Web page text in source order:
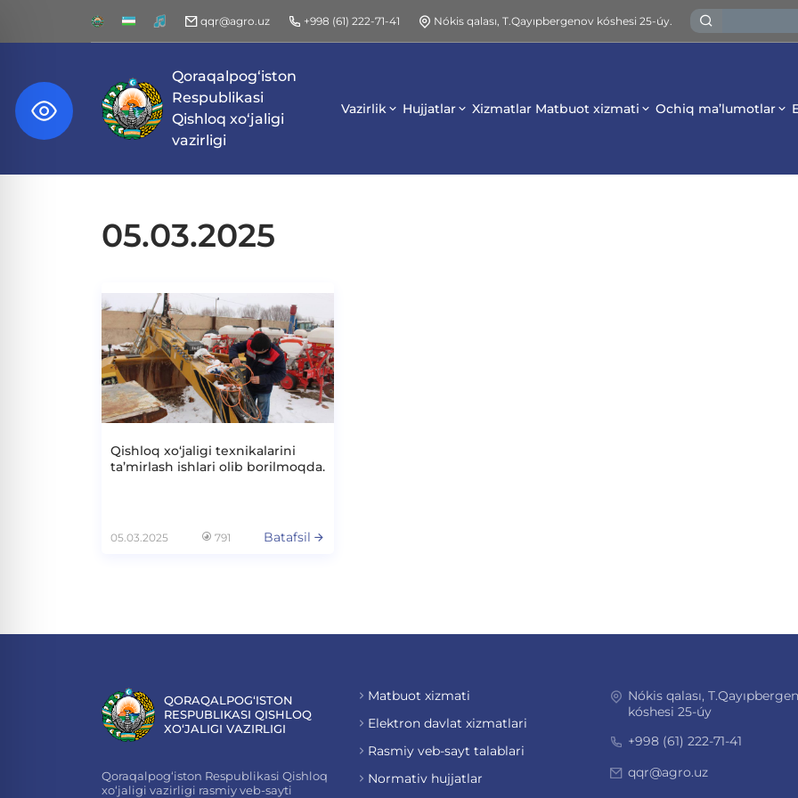
qqr@agro.uz +998 (61) 222-71-41 Nókis qalası, T.Qayıpbergenov kóshesi 25-úy.
Qoraqalpog‘iston
Respublikasi
Qishloq xo‘jaligi
vazirligi
Vazirlik Hujjatlar Xizmatlar Matbuot xizmati Ochiq ma’lumotlar
05.03.2025
Qishloq xo‘jaligi texnikalarini
ta’mirlash ishlari olib borilmoqda.
05.03.2025 791 Batafsil
QORAQALPOG‘ISTON
RESPUBLIKASI QISHLOQ
XO‘JALIGI VAZIRLIGI
Qoraqalpog‘iston Respublikasi Qishloq
xo‘jaligi vazirligi rasmiy veb-sayti
Matbuot xizmati
Elektron davlat xizmatlari
Rasmiy veb-sayt talablari
Normativ hujjatlar
Nókis qalası,
kóshesi 25-úy
+998 (61) 222-71-41
qqr@agro.uz